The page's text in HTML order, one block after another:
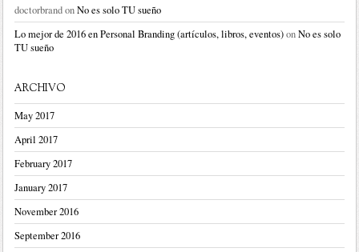
doctorbrandonNo es solo TU sueño
Lo mejor de 2016 en Personal Branding (artículos, libros, eventos)onNo es solo
TU sueño
ARCHIVO
May 2017
April 2017
February 2017
January 2017
November 2016
September 2016